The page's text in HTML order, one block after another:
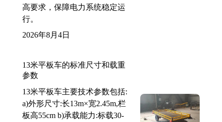
高要求，保障电力系统稳定运
行。
2026年8月4日
13米平板车的标准尺寸和载重
参数
13米平板车主要技术参数包括:
a)外形尺寸:长13m×宽2.45m,栏
板高55cm b)承载能力:标载30-